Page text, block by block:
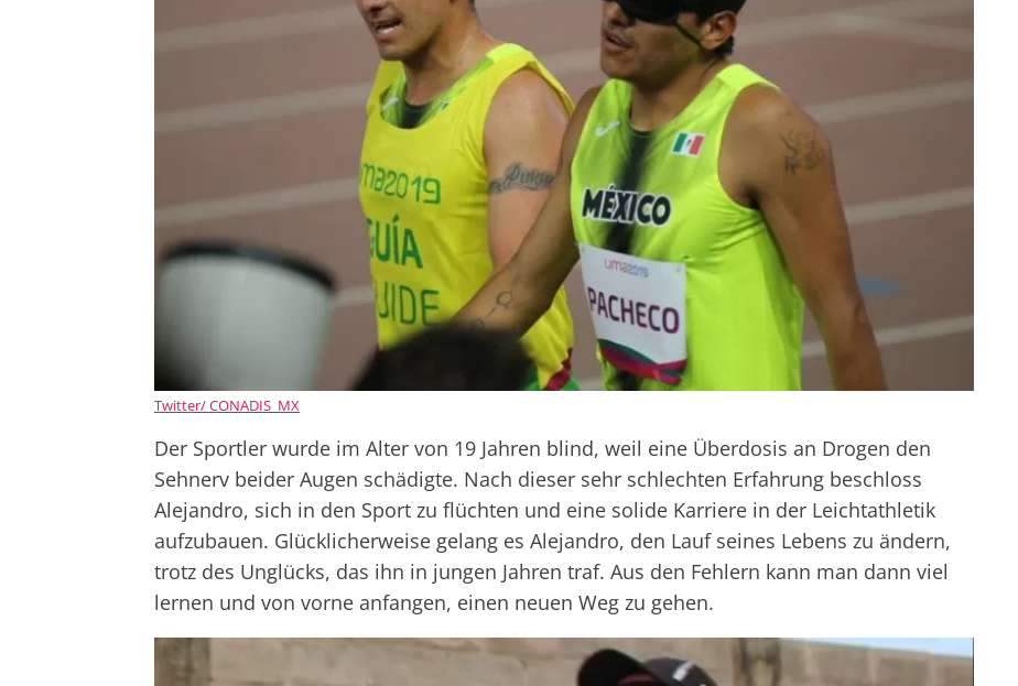
Twitter/ CONADIS_MX
Der Sportler wurde im Alter von 19 Jahren blind, weil eine Überdosis an Drogen den
Sehnerv beider Augen schädigte. Nach dieser sehr schlechten Erfahrung beschloss
Alejandro, sich in den Sport zu flüchten und eine solide Karriere in der Leichtathletik
aufzubauen. Glücklicherweise gelang es Alejandro, den Lauf seines Lebens zu ändern,
trotz des Unglücks, das ihn in jungen Jahren traf. Aus den Fehlern kann man dann viel
lernen und von vorne anfangen, einen neuen Weg zu gehen.